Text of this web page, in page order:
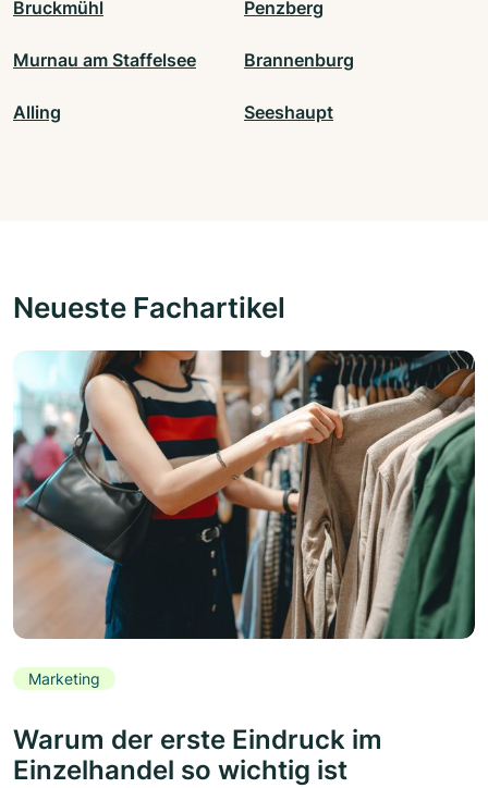
Bruckmühl Penzberg
Murnau am Staffelsee Brannenburg
Alling Seeshaupt
Neueste Fachartikel
Marketing
Warum der erste Eindruck im
Einzelhandel so wichtig ist